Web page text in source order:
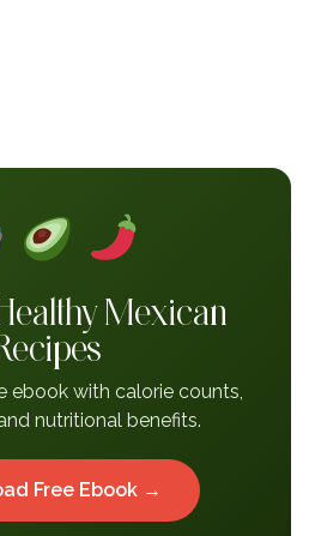
Mexican
ebook with calorie counts,
nutritional benefits.
Free Ebook →